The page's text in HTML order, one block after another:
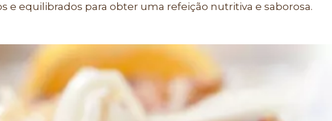
e equilibrados para obter uma refeição nutritiva e saborosa.